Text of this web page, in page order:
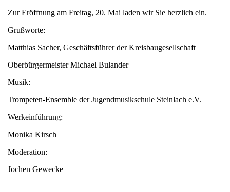
Zur Eröffnung am Freitag, 20. Mai laden wir Sie herzlich ein.
Grußworte:
Matthias Sacher, Geschäftsführer der Kreisbaugesellschaft
Oberbürgermeister Michael Bulander
Musik:
Trompeten-Ensemble der Jugendmusikschule Steinlach e.V.
Werkeinführung:
Monika Kirsch
Moderation:
Jochen Gewecke